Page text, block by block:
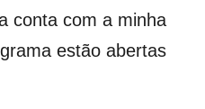
conta com a minha
estão abertas